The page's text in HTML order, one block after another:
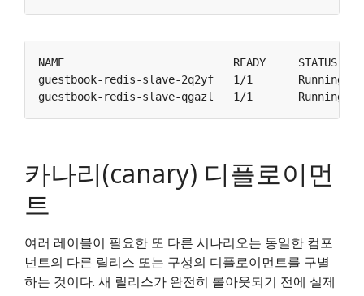
guestbook-redis-slave-2q2yf   1/1       Running
guestbook-redis-slave-qgazl   1/1       Running
카나리(canary) 디플로이먼
트
여러 레이블이 필요한 또 다른 시나리오는 동일한 컴포
넌트의 다른 릴리스 또는 구성의 디플로이먼트를 구별
하는 것이다. 새 릴리스가 완전히 롤아웃되기 전에 실제